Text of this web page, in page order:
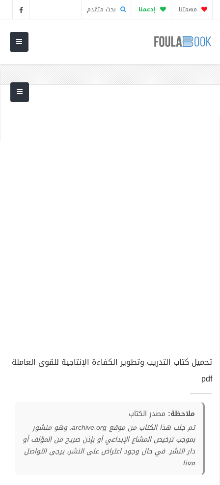
مهمتنا إدعمنا بحث متقدم
تحميل كتاب التدريب وتطوير الكفاءة الإنتاجية للقوى العاملة
pdf
ملاحظة: مصدر الكتاب
تم جلب هذا الكتاب من موقع archive.org، وهو منشور
بموجب ترخيص المشاع الإبداعي أو بإذن صريح من المؤلف أو
دار النشر. في حال وجود اعتراض على النشر، يرجى التواصل
معنا.